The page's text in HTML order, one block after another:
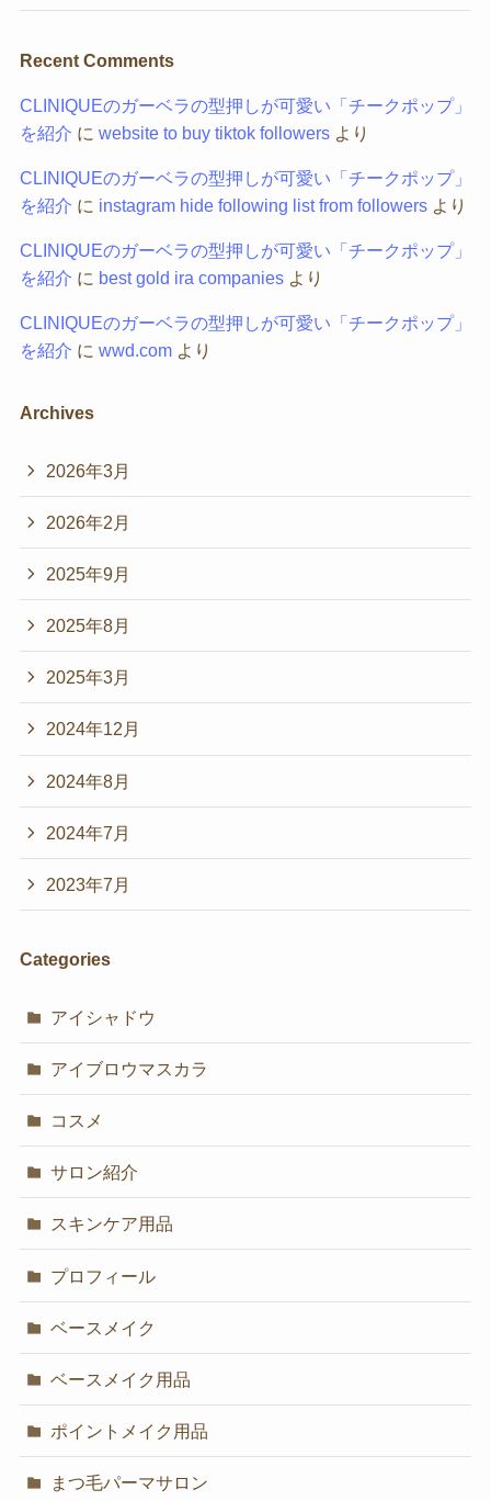
Recent Comments
CLINIQUEのガーベラの型押しが可愛い「チークポップ」
を紹介 に website to buy tiktok followersより
CLINIQUEのガーベラの型押しが可愛い「チークポップ」
を紹介 に instagram hide following list from followersより
CLINIQUEのガーベラの型押しが可愛い「チークポップ」
を紹介 に best gold ira companiesより
CLINIQUEのガーベラの型押しが可愛い「チークポップ」
を紹介 に wwd.comより
Archives
2026年3月
2026年2月
2025年9月
2025年8月
2025年3月
2024年12月
2024年8月
2024年7月
2023年7月
Categories
アイシャドウ
アイブロウマスカラ
コスメ
サロン紹介
スキンケア用品
プロフィール
ベースメイク
ベースメイク用品
ポイントメイク用品
まつ毛パーマサロン